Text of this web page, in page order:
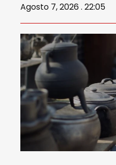
Agosto 7, 2026 . 22:05